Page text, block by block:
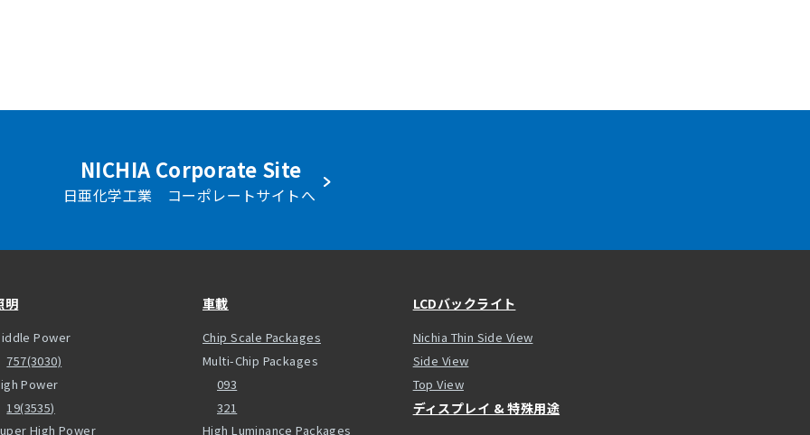
NICHIA Corporate Site
日亜化学工業 コーポレートサイトへ
明
Power
757(3030)
Power
19(3535)
High Power
車載
Chip Scale Packages
Multi-Chip Packages
093
321
High Luminance Packages
LCDバックライト
Nichia Thin Side View
Side View
Top View
ディスプレイ & 特殊用途